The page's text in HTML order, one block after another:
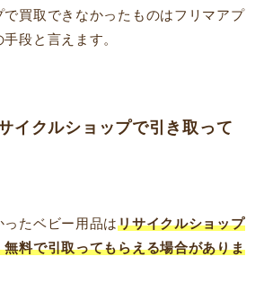
で買取できなかったものはフリマアプ
段と言えます。
イクルショップで引き取って
ったベビー用品はリサイクルショップ
料で引取ってもらえる場合がありま